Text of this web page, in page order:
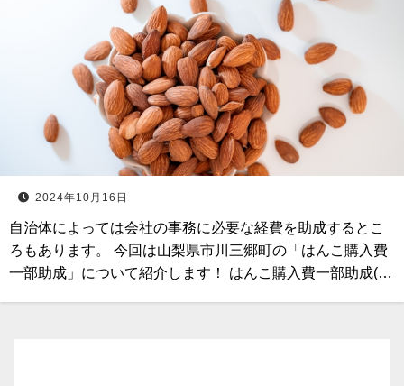
2024年10月16日
自治体によっては会社の事務に必要な経費を助成するとこ
ろもあります。 今回は山梨県市川三郷町の「はんこ購入費
一部助成」について紹介します！ はんこ購入費一部助成(…